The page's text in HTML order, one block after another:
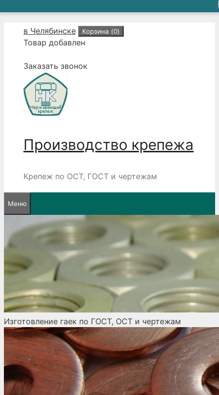
Перейтив Челябинске Корзина (0)
Товар добавлен
Заказать звонок
Производство крепежа
Крепеж по ОСТ, ГОСТ и чертежам
Меню
Изготовление гаек по ГОСТ, ОСТ и чертежам